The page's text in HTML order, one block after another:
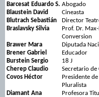
Barcesat Eduardo S. Abogado
Blaustein David
Cineasta
Blutrach Sebastián
Director
Braslavsky Silvia
Prof. Dr.
Conversion
Brawer Mara
Diputada
Brener Gabriel
Educador
Burstein Sergio
18 J
Cherep Claudio
Secretario de
Covos Héctor
Presidente
Pluralista
Diamant Ana
Profesora